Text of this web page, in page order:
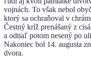
vojnách. To však nebol
ktorý sa ochraňoval v
Čestný kríž prenášaný z
a odtiaľ potom nesený po
Nakoniec bol 14. augusta
dvora.